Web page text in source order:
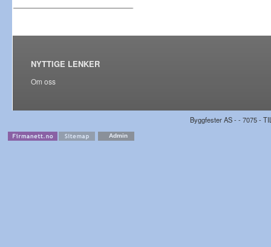
NYTTIGE LENKER
Om oss
Byggfester AS - - 7075 -
Admin